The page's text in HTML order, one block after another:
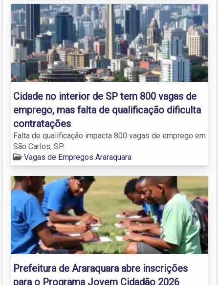
Cidade no interior de SP tem 800 vagas de
emprego, mas falta de qualificação dificulta
contratações
Falta de qualificação impacta 800 vagas de emprego em
São Carlos, SP.
Vagas de Empregos Araraquara
Prefeitura de Araraquara abre inscrições
para o Programa Jovem Cidadão 2026